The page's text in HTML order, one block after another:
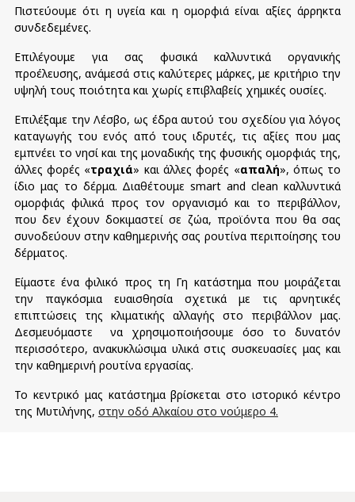
Πιστεύουμε ότι η υγεία και η ομορφιά είναι αξίες άρρηκτα
συνδεδεμένες.
Επιλέγουμε για σας φυσικά καλλυντικά οργανικής
προέλευσης, ανάμεσά στις καλύτερες μάρκες, με κριτήριο την
υψηλή τους ποιότητα και χωρίς επιβλαβείς χημικές ουσίες.
Επιλέξαμε την Λέσβο, ως έδρα αυτού του σχεδίου για λόγος
καταγωγής του ενός από τους ιδρυτές, τις αξίες που μας
εμπνέει το νησί και της μοναδικής της φυσικής ομορφιάς της,
άλλες φορές «τραχιά» και άλλες φορές «απαλή», όπως το
ίδιο μας το δέρμα. Διαθέτουμε smart and clean καλλυντικά
ομορφιάς φιλικά προς τον οργανισμό και το περιβάλλον,
που δεν έχουν δοκιμαστεί σε ζώα, προϊόντα που θα σας
συνοδεύουν στην καθημερινής σας ρουτίνα περιποίησης του
δέρματος.
Είμαστε ένα φιλικό προς τη Γη κατάστημα που μοιράζεται
την παγκόσμια ευαισθησία σχετικά με τις αρνητικές
επιπτώσεις της κλιματικής αλλαγής στο περιβάλλον μας.
Δεσμευόμαστε να χρησιμοποιήσουμε όσο το δυνατόν
περισσότερο, ανακυκλώσιμα υλικά στις συσκευασίες μας και
την καθημερινή ρουτίνα εργασίας.
Το κεντρικό μας κατάστημα βρίσκεται στο ιστορικό κέντρο
της Μυτιλήνης, στην οδό Αλκαίου στο νούμερο 4.